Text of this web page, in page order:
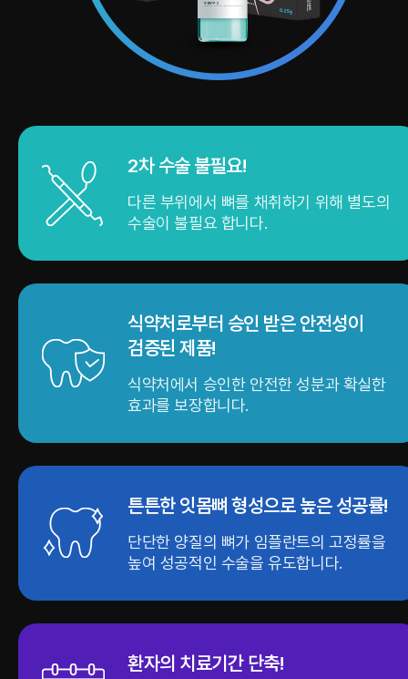
2차 수술 불필요!
다른 부위에서 뼈를 채취하기 위해 별도의
수술이 불필요 합니다.
식약처로부터 승인 받은 안전성이
검증된 제품!
식약처에서 승인한 안전한 성분과 확실한
효과를 보장합니다.
튼튼한 잇몸뼈 형성으로 높은 성공률!
단단한 양질의 뼈가 임플란트의 고정률을
높여 성공적인 수술을 유도합니다.
환자의 치료기간 단축!